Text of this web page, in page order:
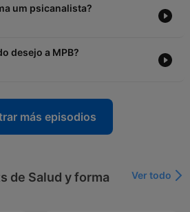
um psicanalista?
desejo a MPB?
más episodios
de Salud y forma
Ver todo